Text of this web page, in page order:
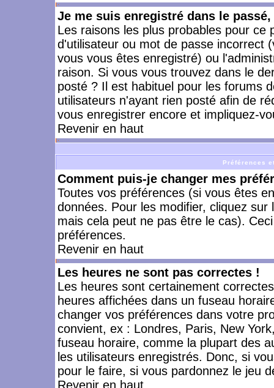
Je me suis enregistré dans le
Les raisons les plus probables pour
d'utilisateur ou mot de passe incorrect
vous vous êtes enregistré) ou
raison. Si vous vous trouvez dans le
posté ? Il est habituel pour les forums
utilisateurs n'ayant rien posté afin de
vous enregistrer encore et impliquez-
Revenir en haut
Préférences
Comment puis-je changer mes
Toutes vos préférences (si vous êtes
données. Pour les modifier, cliquez sur
mais cela peut ne pas être le cas).
préférences.
Revenir en haut
Les heures ne sont pas correctes !
Les heures sont certainement
heures affichées dans un fuseau
changer vos préférences dans votre
convient, ex : Londres, Paris, New
fuseau horaire, comme la plupart des
les utilisateurs enregistrés. Donc, si
pour le faire, si vous pardonnez le jeu
Revenir en haut